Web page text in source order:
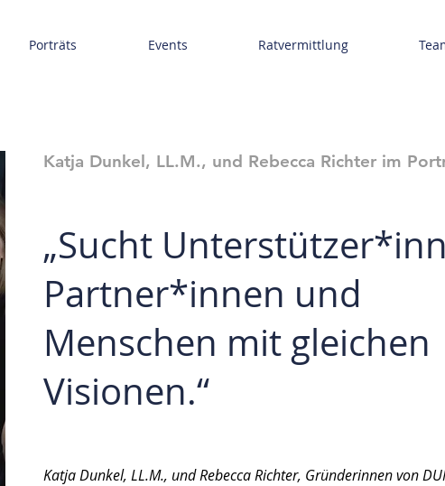
Porträts Events Ratvermittlung
Katja Dunkel, LL.M., und Rebecca Richter im
„Sucht
Partner*innen und
Menschen mit gleichen
Visionen.“
Katja Dunkel, LL.M., und Rebecca Richter, Gründerinnen von